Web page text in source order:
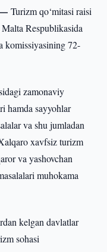
—Turizm qo‘mitasi raisi
Respublikasida
komissiyasining 72-
zamonaviy
hamda sayyohlar
va shu jumladan
xavfsiz turizm
va yashovchan
muhokama
kelgan davlatlar
sohasi